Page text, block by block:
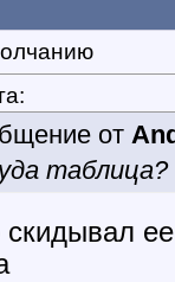
от
таблица?
скидывал